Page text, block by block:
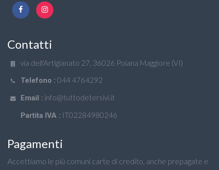
Contatti
via dell'Artigianato 27, 36026 Poiana Maggiore (VI)
Telefono : 044 4764292
Email : info@tuttodetersivi.it
Partita IVA : IT02284980246
Pagamenti
Accettiamo le più comuni carte di credito, anche prepagate e